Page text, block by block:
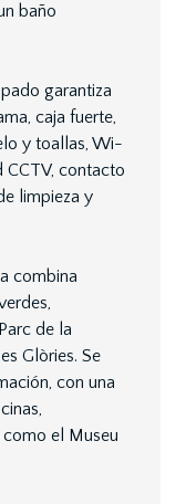
baño
garantiza
caja fuerte,
y toallas, Wi-
CCTV, contacto
limpieza y
combina
de la
Glòries. Se
con una
el Museu